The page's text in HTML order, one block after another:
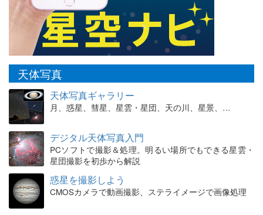
天体写真
天体写真ギャラリー
月、惑星、彗星、星雲・星団、天の川、星景、…
デジタル天体写真入門
PCソフトで撮影＆処理。明るい場所でもできる星雲・
星団撮影を初歩から解説
惑星を撮影しよう
CMOSカメラで動画撮影、ステライメージで画像処理